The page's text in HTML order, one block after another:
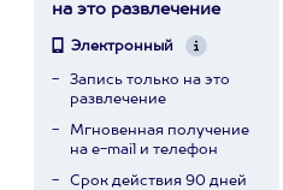
на это развлечение
Электронный
Запись только на это
развлечение
Мгновенная получение
на e-mail и телефон
Срок действия 90 дней